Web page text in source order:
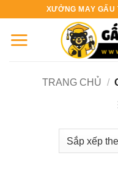
nội
XƯỞNG MAY GẤU
TRANG CHỦ /